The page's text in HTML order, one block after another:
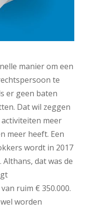
manier om een
te
er geen baten
Dat wil zeggen
meer
meer heeft. Een
wordt in 2017
dat was de
ruim € 350.000.
worden